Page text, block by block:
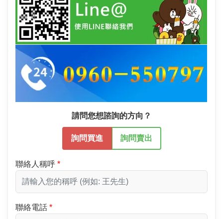
請問您想諮詢的方向？
詢問買進 詢問賣出
聯絡人稱呼
聯絡電話